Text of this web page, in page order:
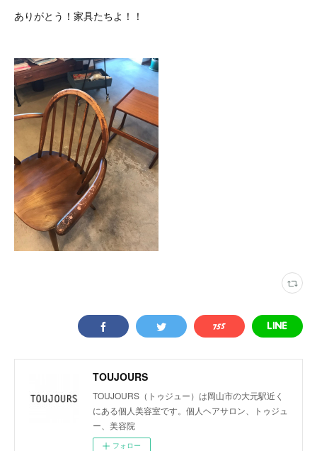
ありがとう！家具たちよ！！
TOUJOURS
TOUJOURS（トゥジュー）は岡山市の大元駅近く
にある個人美容室です。個人ヘアサロン、トゥジュ
ー、美容院
フォロー